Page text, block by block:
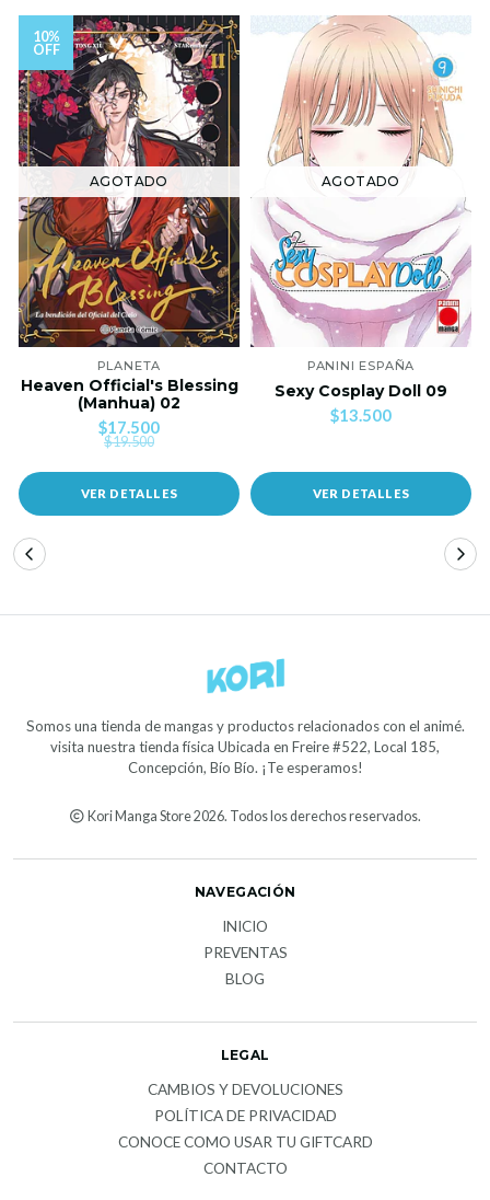
10%
OFF
AGOTADO
PLANETA
Heaven Official's Blessing
(Manhua) 02
$17.500
$19.500
VER DETALLES
AGOTADO
PANINI ESPAÑA
Sexy Cosplay Doll 09
$13.500
VER DETALLES
Somos una tienda de mangas y productos relacionados con el animé.
visita nuestra tienda física Ubicada en Freire #522, Local 185,
Concepción, Bío Bío. ¡Te esperamos!
Kori Manga Store 2026. Todos los derechos reservados.
NAVEGACIÓN
INICIO
PREVENTAS
BLOG
LEGAL
CAMBIOS Y DEVOLUCIONES
POLÍTICA DE PRIVACIDAD
CONOCE COMO USAR TU GIFTCARD
CONTACTO